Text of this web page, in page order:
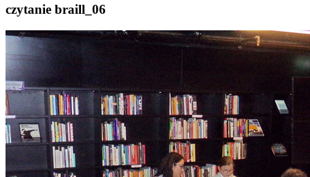
czytanie braill_06